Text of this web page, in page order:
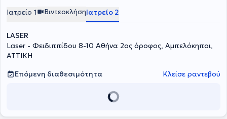
Ιατρείο 1 ΒιντεοκλήσηΙατρείο 2
LASER
Laser - Φειδιππίδου 8-10 Αθήνα 2ος όροφος, Αμπελόκηποι,
ΑΤΤΙΚΗ
Επόμενη διαθεσιμότητα
Κλείσε ραντεβού